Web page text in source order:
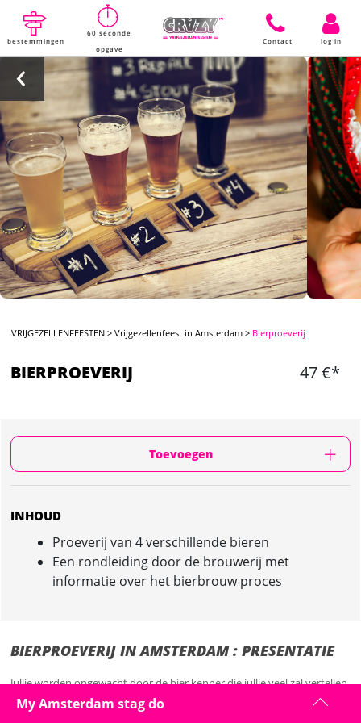
bestemmingen
60 seconde
opgave
Contact log in
VRIJGEZELLENFEESTEN >Vrijgezellenfeest in Amsterdam > Bierproeverij
BIERPROEVERIJ 47 €*
Toevoegen
INHOUD
Proeverij van 4 verschillende bieren
Een rondleiding door de brouwerij met
informatie over het bierbrouw proces
BIERPROEVERIJ IN AMSTERDAM : PRESENTATIE
Jullie worden opgewacht door de bier kenner die jullie veel zal vertellen
over de verschillende bieren, het proces en de smaken. Je gaat in totaal
4 verschillende bieren proeven, die allemaal in de brouwerij te
My Amsterdam stag do